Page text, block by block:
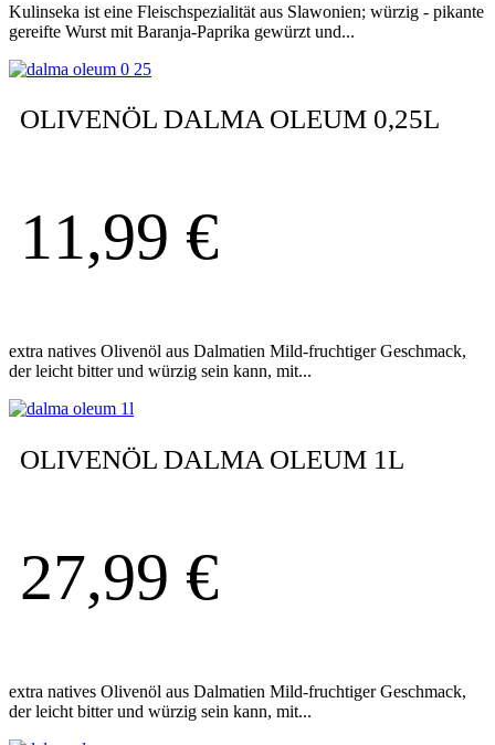
Kulinseka ist eine Fleischspezialität aus Slawonien; würzig - pikante
gereifte Wurst mit Baranja-Paprika gewürzt und...
OLIVENÖL DALMA OLEUM 0,25L
11,99 €
extra natives Olivenöl aus Dalmatien Mild-fruchtiger Geschmack,
der leicht bitter und würzig sein kann, mit...
OLIVENÖL DALMA OLEUM 1L
27,99 €
extra natives Olivenöl aus Dalmatien Mild-fruchtiger Geschmack,
der leicht bitter und würzig sein kann, mit...